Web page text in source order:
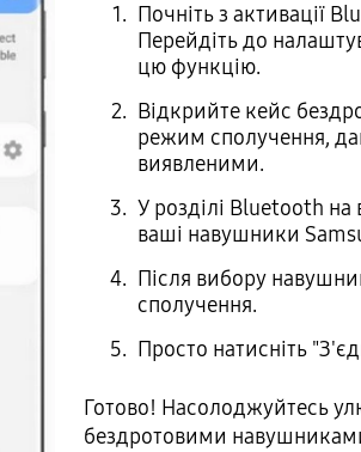
Почніть з активації
Перейдіть до
цю функцію.
Відкрийте кейс
режим сполучення,
виявленими.
У розділі Bluetooth на
ваші навушники
Після вибору
сполучення.
Просто натисніть
Готово! Насолоджуйтесь
бездротовими